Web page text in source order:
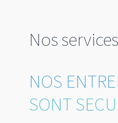
Nos services
NOS